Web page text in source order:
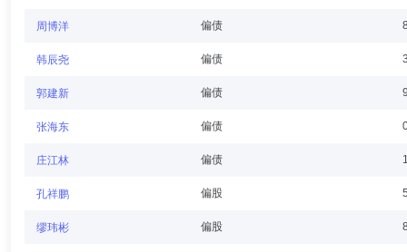
经理；于2021年11月，就职于金元顺安基金管理有限公司。
张苏彤 学历：博士
张苏彤先生：独立董事，博士。曾任职于陕西重型机器厂、陕西农业
海）股份有限公司独立董事、深圳市长亮科技股份有限公司独立董事。
金代文 学历：本科
周博洋 偏债
韩辰尧 偏债
郭建新 偏债
张海东 偏债
庄江林 偏债
孔祥鹏 偏股
缪玮彬 偏股